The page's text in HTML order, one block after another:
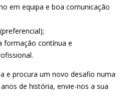
em equipa e boa comunicação
formação contínua e
e procura um novo desafio numa
de história, envie-nos a sua